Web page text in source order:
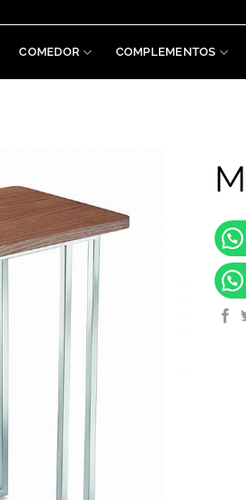
COMEDOR COMPLEMENTOS